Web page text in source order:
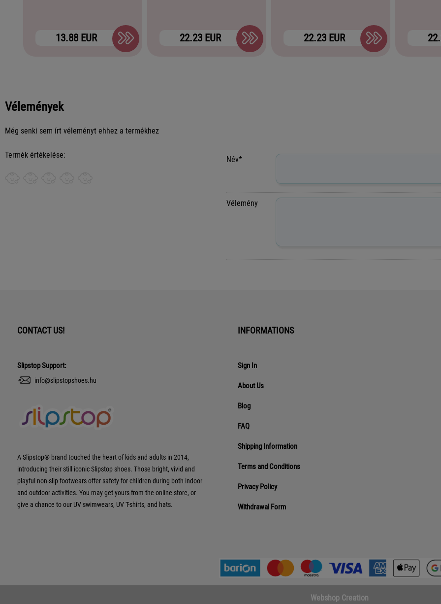
13.88 EUR 22.23 EUR 22.23 EUR
Vélemények
Még senki sem írt véleményt ehhez a termékhez
Termék értékelése:
Név*
Vélemény
CONTACT US!
Slipstop Support:
info@slipstopshoes.hu
A Slipstop® brand touched the heart of kids and adults in 2014,
introducing their still iconic Slipstop shoes. Those bright, vivid and
playful non-slip footwears offer safety for children during both indoor
and outdoor activities. You may get yours from the online store, or
give a chance to our UV swimwears, UV T-shirts, and hats.
INFORMATIONS
Sign In
About Us
Blog
FAQ
Shipping Information
Terms and Conditions
Privacy Policy
Withdrawal Form
Webshop Creation